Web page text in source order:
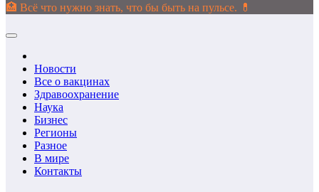
🏥 Всё что нужно знать, что бы быть на пульсе. 💊
Новости
Все о вакцинах
Здравоохранение
Наука
Бизнес
Регионы
Разное
В мире
Контакты